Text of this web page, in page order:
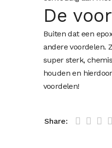
De
Buiten dat een
andere voordelen.
super sterk,
houden en
voordelen!
Share: